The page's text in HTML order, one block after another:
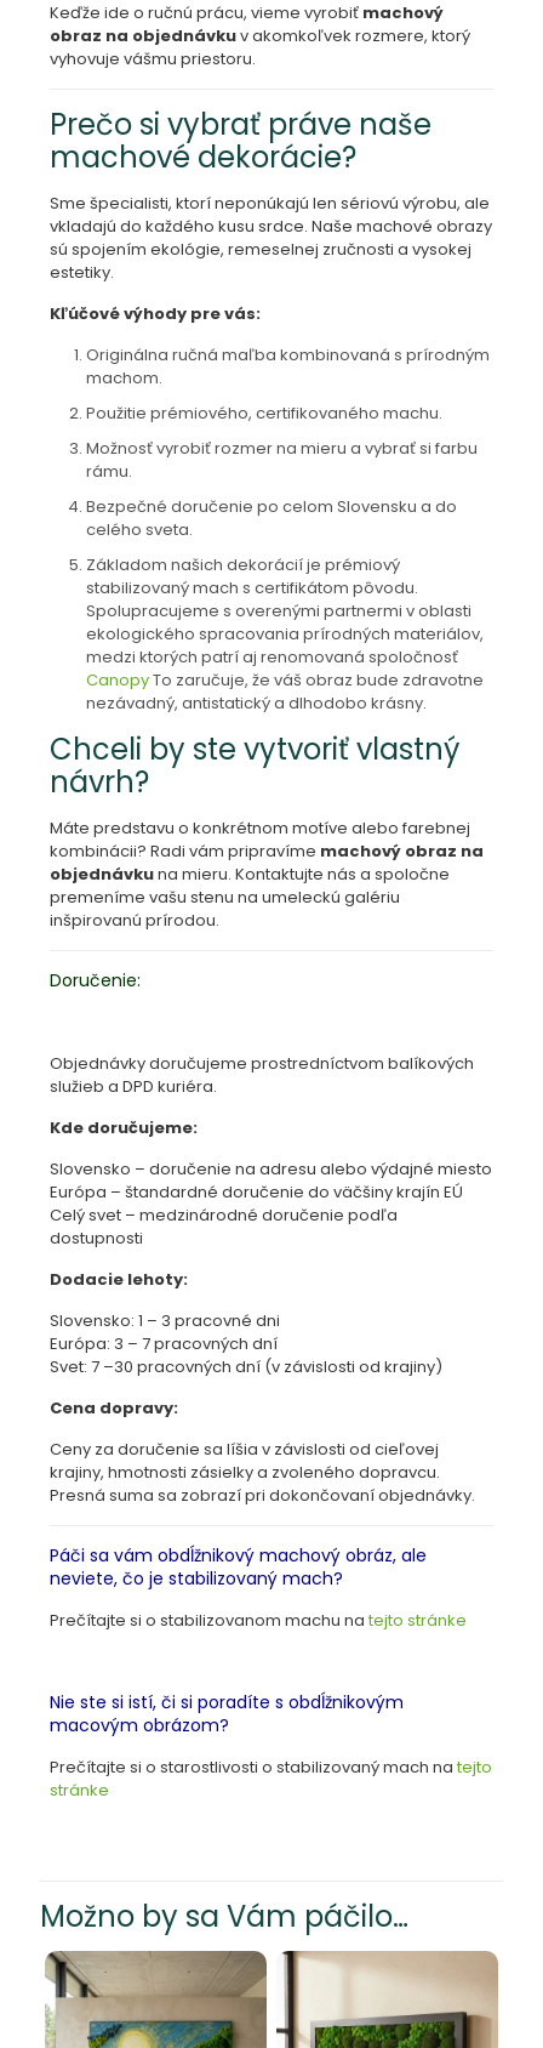
Keďže ide o ručnú prácu, vieme vyrobiť machový
obraz na objednávkuv akomkoľvek rozmere, ktorý
vyhovuje vášmu priestoru.
Prečo si vybrať práve naše
machové dekorácie?
Sme špecialisti, ktorí neponúkajú len sériovú výrobu, ale
vkladajú do každého kusu srdce. Naše machové obrazy
sú spojením ekológie, remeselnej zručnosti a vysokej
estetiky.
Kľúčové výhody pre vás:
Originálna ručná maľba kombinovaná s prírodným
machom.
Použitie prémiového, certifikovaného machu.
Možnosť vyrobiť rozmer na mieru a vybrať si farbu
rámu.
Bezpečné doručenie po celom Slovensku a do
celého sveta.
Základom našich dekorácií je prémiový
stabilizovaný mach s certifikátom pôvodu.
Spolupracujeme s overenými partnermi v oblasti
ekologického spracovania prírodných materiálov,
medzi ktorých patrí aj renomovaná spoločnosť
CanopyTo zaručuje, že váš obraz bude zdravotne
nezávadný, antistatický a dlhodobo krásny.
Chceli by ste vytvoriť vlastný
návrh?
Máte predstavu o konkrétnom motíve alebo farebnej
kombinácii? Radi vám pripravíme machový obraz na
objednávkuna mieru. Kontaktujte nás a spoločne
premeníme vašu stenu na umeleckú galériu
inšpirovanú prírodou.
Doručenie:
Objednávky doručujeme prostredníctvom balíkových
služieb a DPD kuriéra.
Kde doručujeme:
Slovensko – doručenie na adresu alebo výdajné miesto
Európa – štandardné doručenie do väčšiny krajín EÚ
Celý svet – medzinárodné doručenie podľa
dostupnosti
Dodacie lehoty:
Slovensko: 1 – 3 pracovné dni
Európa: 3 – 7 pracovných dní
Svet: 7 –30 pracovných dní (v závislosti od krajiny)
Cena dopravy:
Ceny za doručenie sa líšia v závislosti od cieľovej
krajiny, hmotnosti zásielky a zvoleného dopravcu.
Presná suma sa zobrazí pri dokončovaní objednávky.
Páči sa vám obdĺžnikový machový obráz, ale
neviete, čo je stabilizovaný mach?
Prečítajte si o stabilizovanom machu natejto stránke
Nie ste si istí, či si poradíte s obdĺžnikovým
macovým obrázom?
Prečítajte si o starostlivosti o stabilizovaný mach natejto
stránke
Možno by sa Vám páčilo…